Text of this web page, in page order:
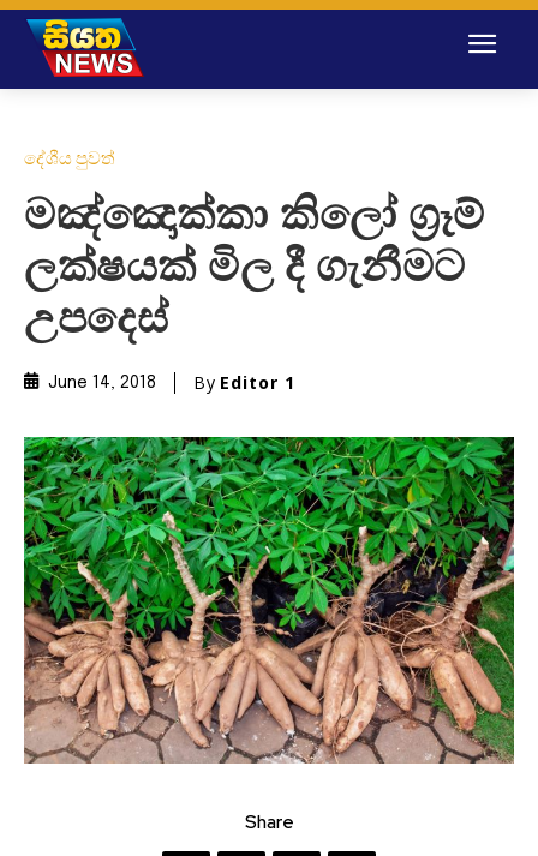
දේශීය පුවත්
මඤ්ඤොක්කා කිලෝ ග්‍රෑම්
ලක්ෂයක් මිල දී ගැනීමට
උපදෙස්
June 14, 2018 By Editor 1
Share